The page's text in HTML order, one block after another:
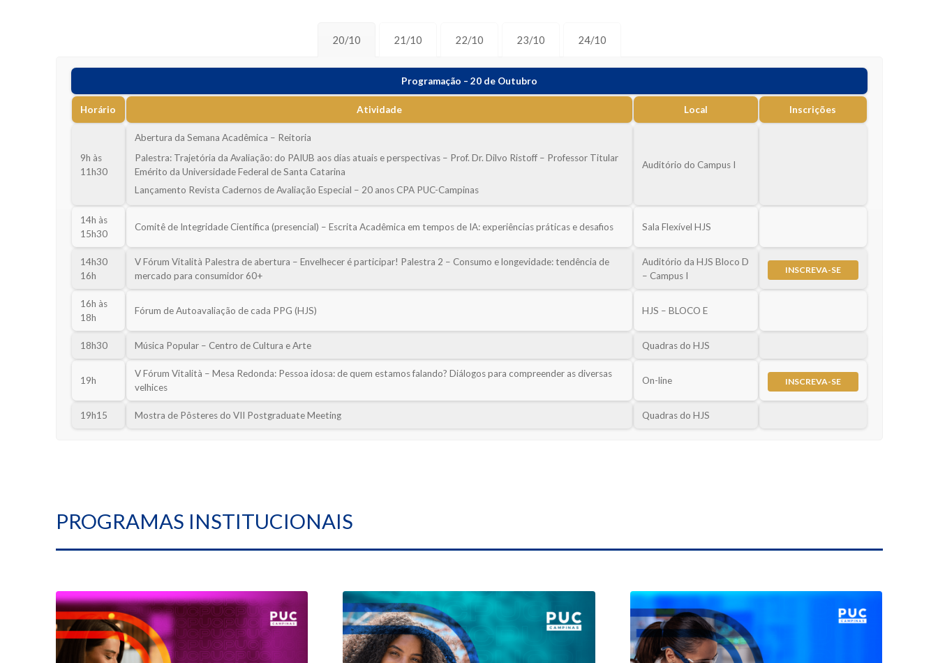
20/10 21/10 22/10 23/10 24/10
Programação – 20 de Outubro
Horário Atividade Local Inscrições
9h às
11h30
Abertura da Semana Acadêmica – Reitoria
Palestra: Trajetória da Avaliação: do PAIUB aos dias atuais e perspectivas – Prof. Dr. Dilvo Ristoff – Professor Titular
Emérito da Universidade Federal de Santa Catarina
Lançamento Revista Cadernos de Avaliação Especial – 20 anos CPA PUC-Campinas
Auditório do Campus I
14h às
15h30
Comitê de Integridade Científica (presencial) – Escrita Acadêmica em tempos de IA: experiências práticas e desafios Sala Flexível HJS
14h30
16h
V Fórum Vitalità Palestra de abertura – Envelhecer é participar! Palestra 2 – Consumo e longevidade: tendência de
mercado para consumidor 60+
Auditório da HJS Bloco D
– Campus I
INSCREVA-SE
16h às
18h
Fórum de Autoavaliação de cada PPG (HJS) HJS – BLOCO E
18h30 Música Popular – Centro de Cultura e Arte Quadras do HJS
19h
V Fórum Vitalità – Mesa Redonda: Pessoa idosa: de quem estamos falando? Diálogos para compreender as diversas
velhices
On-line INSCREVA-SE
19h15 Mostra de Pôsteres do VII Postgraduate Meeting Quadras do HJS
PROGRAMAS INSTITUCIONAIS